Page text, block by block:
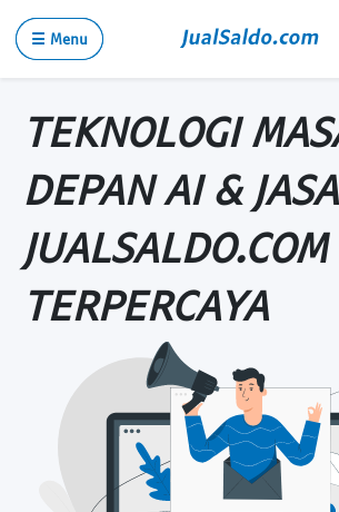
☰ Menu
TEKNOLOGI
DEPAN AI & JASA
JUALSALDO.COM
TERPERCAYA